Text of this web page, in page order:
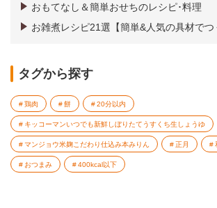
おもてなし＆簡単おせちのレシピ･料理
お雑煮レシピ21選【簡単&人気の具材でつ
タグから探す
鶏肉 餅 20分以内
キッコーマンいつでも新鮮しぼりたてうすくち生しょうゆ
マンジョウ米麹こだわり仕込み本みりん 正月
おつまみ 400kcal以下